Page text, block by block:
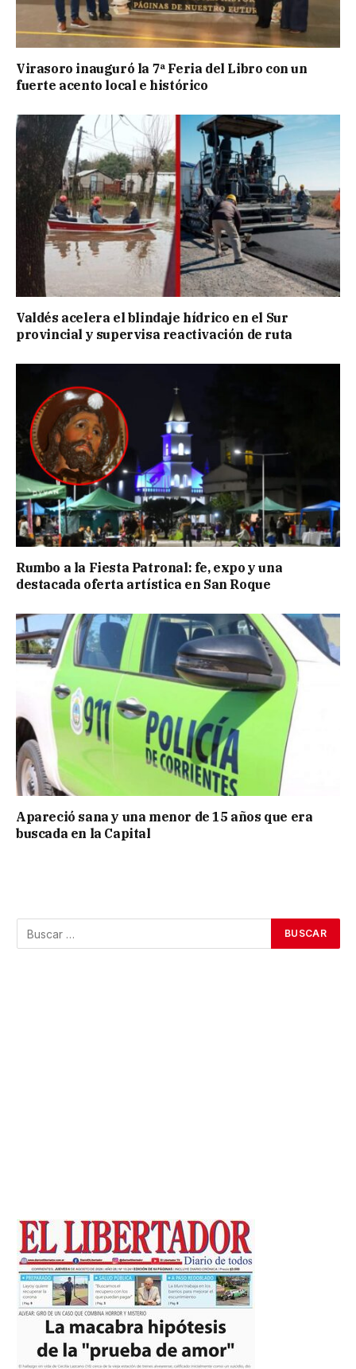
Virasoro inauguró la 7ª Feria del Libro con un
fuerte acento local e histórico
Valdés acelera el blindaje hídrico en el Sur
provincial y supervisa reactivación de ruta
Rumbo a la Fiesta Patronal: fe, expo y una
destacada oferta artística en San Roque
Apareció sana y una menor de 15 años que era
buscada en la Capital